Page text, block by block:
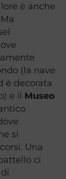
è anche
(la nave
è decorata
e il Museo
si
Una
ci